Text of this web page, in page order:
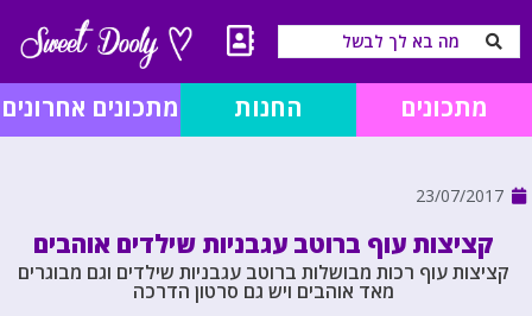
מתכונים החנות מתכונים אחרונים
23/07/2017
קציצות עוף ברוטב עגבניות שילדים אוהבים
קציצות עוף רכות מבושלות ברוטב עגבניות שילדים וגם מבוגרים
מאד אוהבים ויש גם סרטון הדרכה